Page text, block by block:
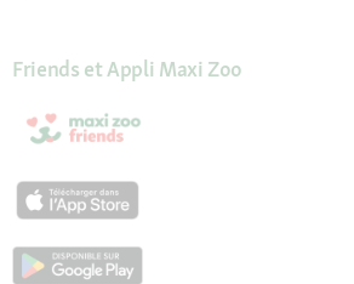
Friends et Appli Maxi Zoo